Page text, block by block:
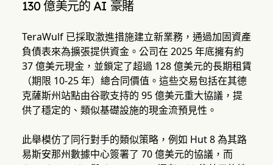
130 億美元的 AI 豪賭
TeraWulf 已採取激進措施建立新業務，通過加固資產
負債表來為擴張提供資金。公司在 2025 年底擁有約
37 億美元現金，並鎖定了超過 128 億美元的長期租賃
（期限 10-25 年）總合同價值。這些交易包括在其德
克薩斯州站點由谷歌支持的 95 億美元重大協議，提
供了穩定的、類似基礎設施的現金流預見性。
此舉模仿了同行對手的類似策略，例如 Hut 8 為其路
易斯安那州數據中心簽署了 70 億美元的協議，而